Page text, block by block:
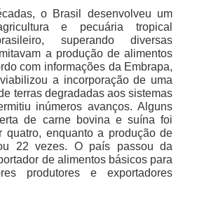
o Brasil desenvolveu um
e pecuária tropical
superando diversas
a produção de alimentos
com informações da Embrapa,
a incorporação de uma
terras degradadas aos sistemas
inúmeros avanços. Alguns
de carne bovina e suína foi
quatro, enquanto a produção de
22 vezes. O país passou da
de alimentos básicos para
produtores e exportadores